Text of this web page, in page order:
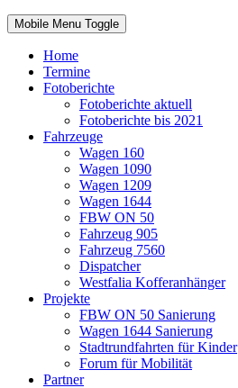
Mobile Menu Toggle
Home
Termine
Fotoberichte
Fotoberichte aktuell
Fotoberichte bis 2021
Fahrzeuge
Wagen 160
Wagen 1090
Wagen 1209
Wagen 1644
FBW ON 50
Fahrzeug 905
Fahrzeug 7560
Dispatcher
Westfalia Kofferanhänger
Projekte
FBW ON 50 Sanierung
Wagen 1644 Sanierung
Stadtrundfahrten für Kinder
Forum für Mobilität
Partner